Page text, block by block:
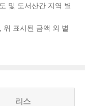
및 도서산간 지역 별
위 표시된 금액 외 별
리스